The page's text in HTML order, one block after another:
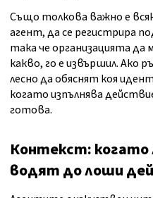
Също толкова важно е
агент, да се регистрира
така че организацията да
какво, го е извършил. Ако
лесно да обяснят коя
когато изпълнява
готова.
Контекст:
водят до лоши